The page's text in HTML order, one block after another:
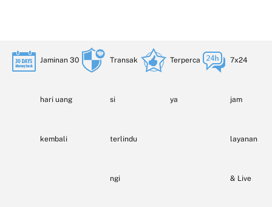
Jaminan 30
hari uang
kembali
Transak
si
terlindu
ngi
Terperca
ya
7x24
jam
layanan
& Live